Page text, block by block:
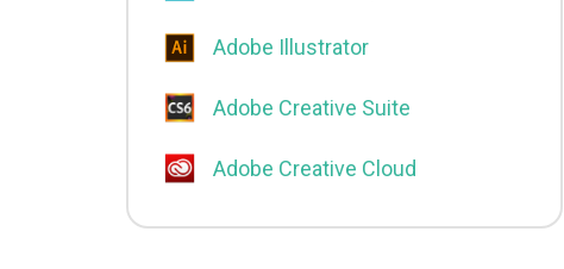
Adobe Illustrator
Adobe Creative Suite
Adobe Creative Cloud